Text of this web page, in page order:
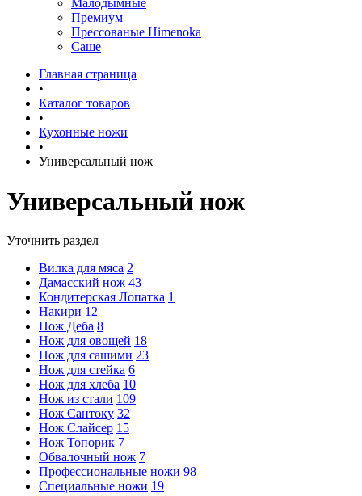
Малодымные
Премиум
Прессованые Himenoka
Саше
Главная страница
•
Каталог товаров
•
Кухонные ножи
•
Универсальный нож
Универсальный нож
Уточнить раздел
Вилка для мяса 2
Дамасский нож 43
Кондитерская Лопатка 1
Накири 12
Нож Деба 8
Нож для овощей 18
Нож для сашими 23
Нож для стейка 6
Нож для хлеба 10
Нож из стали 109
Нож Сантоку 32
Нож Слайсер 15
Нож Топорик 7
Обвалочный нож 7
Профессиональные ножи 98
Специальные ножи 19